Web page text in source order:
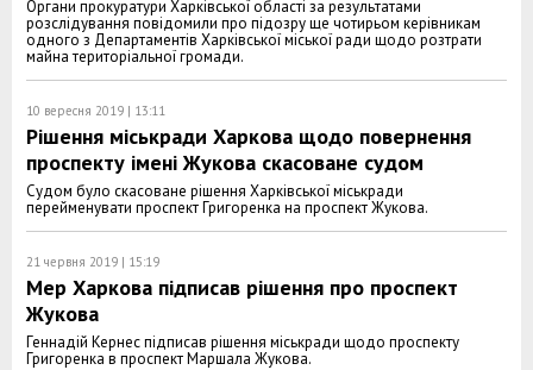
Органи прокуратури Харківської області за результатами
розслідування повідомили про підозру ще чотирьом керівникам
одного з Департаментів Харківської міської ради щодо розтрати
майна територіальної громади.
10 вересня 2019 | 13:11
Рішення міськради Харкова щодо повернення
проспекту імені Жукова скасоване судом
Судом було скасоване рішення Харківської міськради
перейменувати проспект Григоренка на проспект Жукова.
21 червня 2019 | 15:19
Мер Харкова підписав рішення про проспект
Жукова
Геннадій Кернес підписав рішення міськради щодо проспекту
Григоренка в проспект Маршала Жукова.